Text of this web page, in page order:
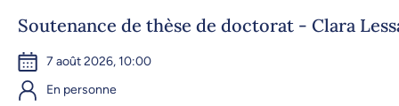
Soutenance de thèse de doctorat - Clara
7 août 2026, 10:00
En personne